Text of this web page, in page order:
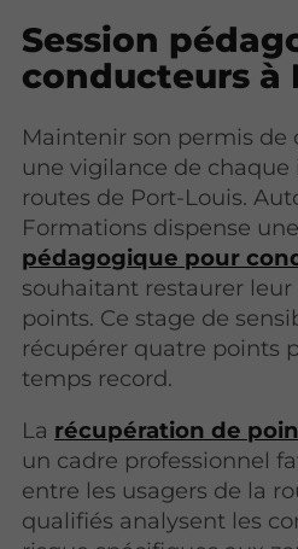
Session
conducteurs à
Maintenir son permis
une vigilance de chaque
routes de Port-Louis.
Formations dispense
pédagogique pour
souhaitant restaurer
points. Ce stage de
récupérer quatre points
temps record.
La récupération de
un cadre professionnel
entre les usagers de la
qualifiés analysent les